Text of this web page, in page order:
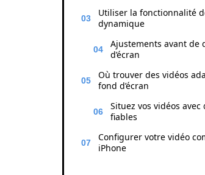
Utiliser la fonctionnalité
dynamique
Ajustements avant de
d’écran
Où trouver des vidéos
fond d’écran
Situez vos vidéos
fiables
Configurer votre vidéo
iPhone